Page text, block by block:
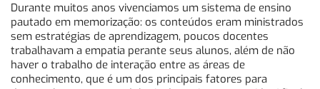
Durante muitos anos vivenciamos um sistema de ensino
pautado em memorização: os conteúdos eram ministrados
sem estratégias de aprendizagem, poucos docentes
trabalhavam a empatia perante seus alunos, além de não
haver o trabalho de interação entre as áreas de
conhecimento, que é um dos principais fatores para